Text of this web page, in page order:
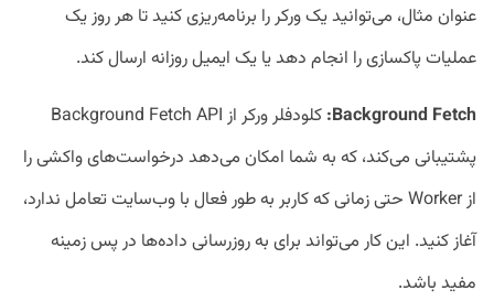
عنوان مثال، می‌توانید یک ورکر را برنامه‌ریزی کنید تا هر روز یک
عملیات پاکسازی را انجام دهد یا یک ایمیل روزانه ارسال کند.
Background Fetch
:
کلودفلر ورکر از Background Fetch API
پشتیبانی می‌کند، که به شما امکان می‌دهد درخواست‌های واکشی را
از Worker حتی زمانی که کاربر به طور فعال با وب‌سایت تعامل ندارد،
آغاز کنید. این کار می‌تواند برای به روز‌رسانی داده‌ها در پس زمینه
مفید باشد.